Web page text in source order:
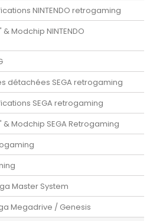
NINTENDO retrogaming
Modchip NINTENDO
détachées SEGA retrogaming
SEGA retrogaming
Modchip SEGA Retrogaming
Master System
Megadrive / Genesis